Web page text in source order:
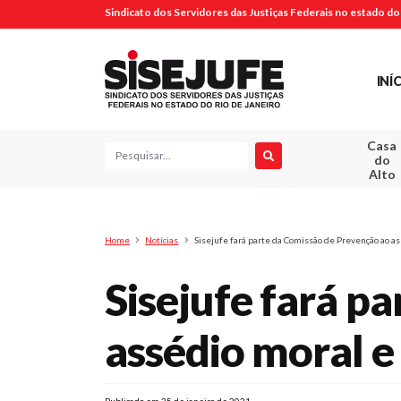
Sindicato dos Servidores das Justiças Federais no estado
Pesquisa
Casa
do
Alto
Home Notícias Sisejufe fará parte da Comissão de Prevenção ao
Sisejufe fará
assédio moral